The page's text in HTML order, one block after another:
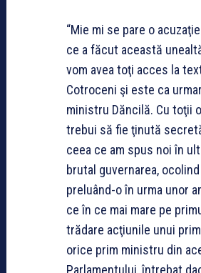
“Mie mi se pare o
ce a făcut această
vom avea toţi acces la
Cotroceni şi este ca
ministru Dăncilă. Cu toţii
trebui să fie ţinută
ceea ce am spus noi în
brutal guvernarea,
preluând-o în urma unor
ce în ce mai mare pe
trădare acţiunile unui
orice prim ministru din
Parlamentului, întrebat